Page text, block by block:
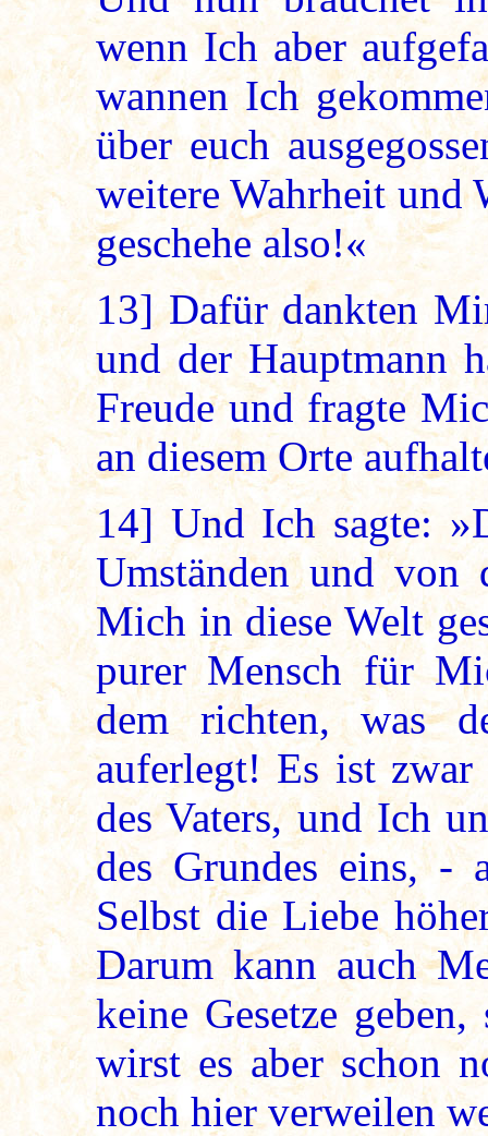
wenn Ich aber
wannen Ich
über euch
weitere Wahrheit und
geschehe also!«
13]Dafür dankten
und der Hauptmann
Freude und fragte
an diesem Orte
14] Und Ich sagte:
Umständen und von
Mich in diese Welt
purer Mensch für
dem richten, was
auferlegt! Es ist
des Vaters, und Ich
des Grundes eins, -
Selbst die Liebe
Darum kann auch
keine Gesetze
wirst es aber schon
noch hier verweilen